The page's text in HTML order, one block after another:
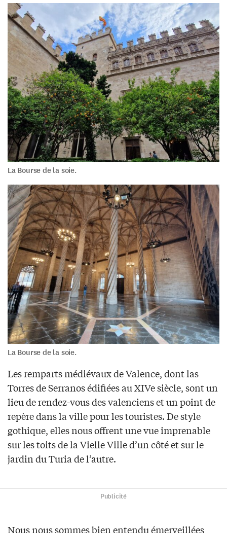
La Bourse de la soie.
La Bourse de la soie.
Les remparts médiévaux de Valence, dont las
Torres de Serranos édifiées au XIVe siècle, sont un
lieu de rendez-vous des valenciens et un point de
repère dans la ville pour les touristes. De style
gothique, elles nous offrent une vue imprenable
sur les toits de la Vielle Ville d’un côté et sur le
jardin du Turia de l’autre.
Publicité
Nous nous sommes bien entendu émerveillées